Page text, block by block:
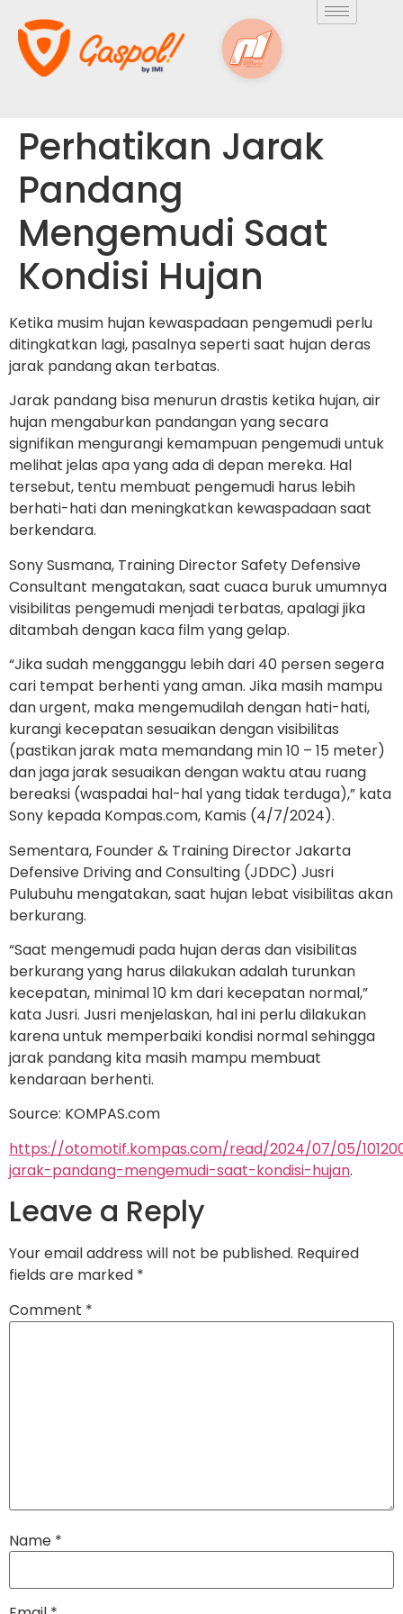
Perhatikan Jarak
Pandang
Mengemudi Saat
Kondisi Hujan
Ketika musim hujan kewaspadaan pengemudi perlu
ditingkatkan lagi, pasalnya seperti saat hujan deras
jarak pandang akan terbatas.
Jarak pandang bisa menurun drastis ketika hujan, air
hujan mengaburkan pandangan yang secara
signifikan mengurangi kemampuan pengemudi untuk
melihat jelas apa yang ada di depan mereka. Hal
tersebut, tentu membuat pengemudi harus lebih
berhati-hati dan meningkatkan kewaspadaan saat
berkendara.
Sony Susmana, Training Director Safety Defensive
Consultant mengatakan, saat cuaca buruk umumnya
visibilitas pengemudi menjadi terbatas, apalagi jika
ditambah dengan kaca film yang gelap.
“Jika sudah mengganggu lebih dari 40 persen segera
cari tempat berhenti yang aman. Jika masih mampu
dan urgent, maka mengemudilah dengan hati-hati,
kurangi kecepatan sesuaikan dengan visibilitas
(pastikan jarak mata memandang min 10 – 15 meter)
dan jaga jarak sesuaikan dengan waktu atau ruang
bereaksi (waspadai hal-hal yang tidak terduga),” kata
Sony kepada Kompas.com, Kamis (4/7/2024).
Sementara, Founder & Training Director Jakarta
Defensive Driving and Consulting (JDDC) Jusri
Pulubuhu mengatakan, saat hujan lebat visibilitas akan
berkurang.
“Saat mengemudi pada hujan deras dan visibilitas
berkurang yang harus dilakukan adalah turunkan
kecepatan, minimal 10 km dari kecepatan normal,”
kata Jusri. Jusri menjelaskan, hal ini perlu dilakukan
karena untuk memperbaiki kondisi normal sehingga
jarak pandang kita masih mampu membuat
kendaraan berhenti.
Source: KOMPAS.com
https://otomotif.kompas.com/read/2024/07/05/
jarak-pandang-mengemudi-saat-kondisi-hujan.
Leave a Reply
Your email address will not be published. Required
fields are marked *
Comment *
Name *